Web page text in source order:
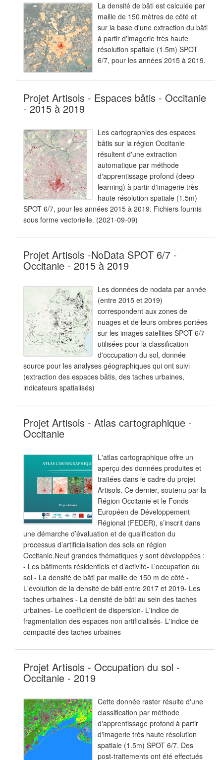
La densité de bâti est calculée par
maille de 150 mètres de côté et
sur la base d'une extraction du bâti
à partir d'imagerie très haute
résolution spatiale (1.5m) SPOT
6/7, pour les années 2015 à 2019.
Projet Artisols - Espaces bâtis - Occitanie
- 2015 à 2019
Les cartographies des espaces
bâtis sur la région Occitanie
résultent d'une extraction
automatique par méthode
d'apprentissage profond (deep
learning) à partir d'imagerie très
haute résolution spatiale (1.5m)
SPOT 6/7, pour les années 2015 à 2019. Fichiers fournis
sous forme vectorielle. (2021-09-09)
Projet Artisols -NoData SPOT 6/7 -
Occitanie - 2015 à 2019
Les données de nodata par année
(entre 2015 et 2019)
correspondent aux zones de
nuages et de leurs ombres portées
sur les images satellites SPOT 6/7
utilisées pour la classification
d'occupation du sol, donnée
source pour les analyses géographiques qui ont suivi
(extraction des espaces bâtis, des taches urbaines,
indicateurs spatialisés)
Projet Artisols - Atlas cartographique -
Occitanie
L'atlas cartographique offre un
aperçu des données produites et
traitées dans le cadre du projet
Artisols. Ce dernier, soutenu par la
Région Occitanie et le Fonds
Européen de Développement
Régional (FEDER), s’inscrit dans
une démarche d’évaluation et de qualification du
processus d’artificialisation des sols en région
Occitanie.Neuf grandes thématiques y sont développées :
- Les bâtiments résidentiels et d’activité- L’occupation du
sol - La densité de bâti par maille de 150 m de côté -
L'évolution de la densité de bâti entre 2017 et 2019- Les
taches urbaines - La densité de bâti au sein des taches
urbaines- Le coefficient de dispersion- L'indice de
fragmentation des espaces non artificialisés- L'indice de
compacité des taches urbaines
Projet Artisols - Occupation du sol -
Occitanie - 2019
Cette donnée raster résulte d'une
classification par méthode
d'apprentissage profond à partir
d'imagerie très haute résolution
spatiale (1.5m) SPOT 6/7. Des
post-traitements ont été effectués